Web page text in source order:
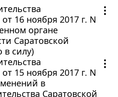
16 ноября 2017 г. N
органе
Саратовской
в силу)
15 ноября 2017 г. N
в
Саратовской